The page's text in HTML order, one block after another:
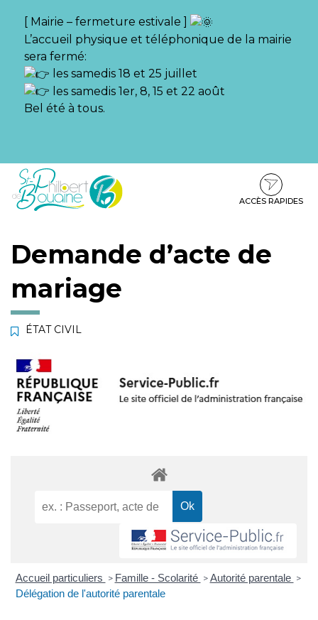
[ Mairie – fermeture estivale ]
L’accueil physique et téléphonique de la mairie
sera fermé:
les samedis 18 et 25 juillet
les samedis 1er, 8, 15 et 22 août
Bel été à tous.
Aller
Aller
contenu
Aller
pied
ACCÈS RAPIDES
Demande d’acte de
mariage
ÉTAT CIVIL
Accueil particuliers > Famille - Scolarité > Autorité parentale >
Délégation de l'autorité parentale